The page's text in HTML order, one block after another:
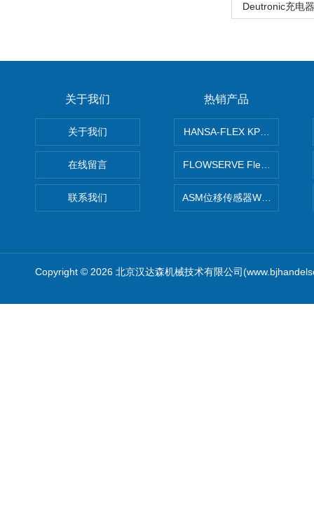
Deutronic充电
关于我们
关于我们
在线留言
联系我们
热销产品
HANSA-FLEX KP100P紧凑
FLOWSERVE Flex Wedge闸
ASM位移传感器WS10-750
Copyright © 2026 北京汉达森机械技术有限公司